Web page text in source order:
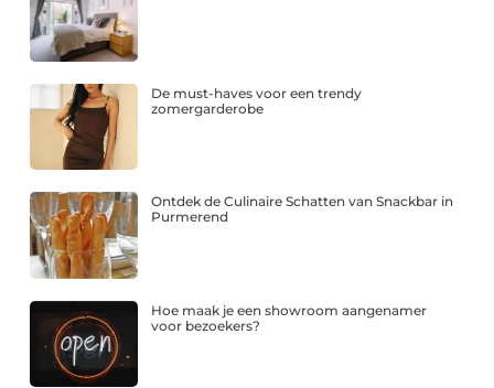
De must-haves voor een trendy
zomergarderobe
Ontdek de Culinaire Schatten van Snackbar in
Purmerend
Hoe maak je een showroom aangenamer
voor bezoekers?